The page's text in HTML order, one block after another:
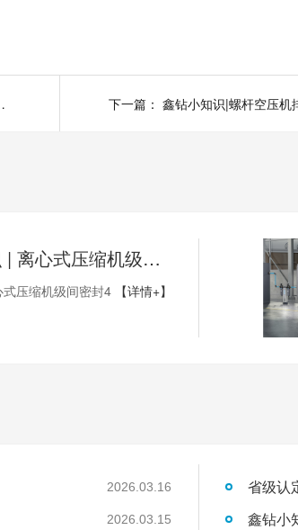
原因是什么? 下一篇：
鑫钻小知识 | 离心式压缩机级间密封4
压缩机级间密封4 【详情+】
2026.03.16
2026.03.15 鑫钻小